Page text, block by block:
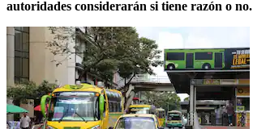
autoridades considerarán si tiene razón o no.